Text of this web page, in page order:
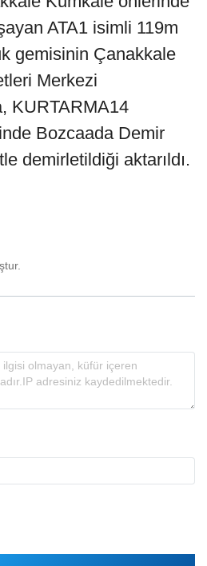
ATA1 isimli 119m
gemisinin Çanakkale
Merkezi
KURTARMA14
Bozcaada Demir
demirletildiği aktarıldı.